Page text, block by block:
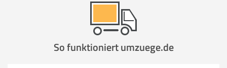
So funktioniert umzuege.de